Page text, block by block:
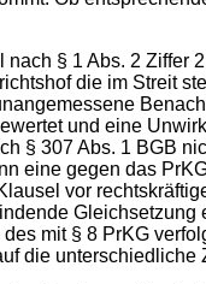
§ 1 Abs. 2
die im Streit
und eine
§ 307 Abs. 1 BGB
eine gegen das
vor
mit § 8 PrKG
die